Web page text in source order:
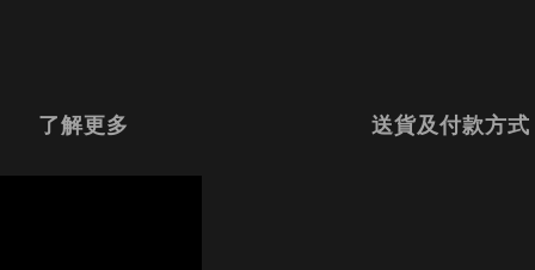
了解更多 送貨及付款方式